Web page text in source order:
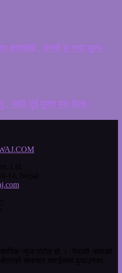
कारवाही , यस्तो छ नया मूल्य !
, साथै दुई पुरुष मृत फेला !